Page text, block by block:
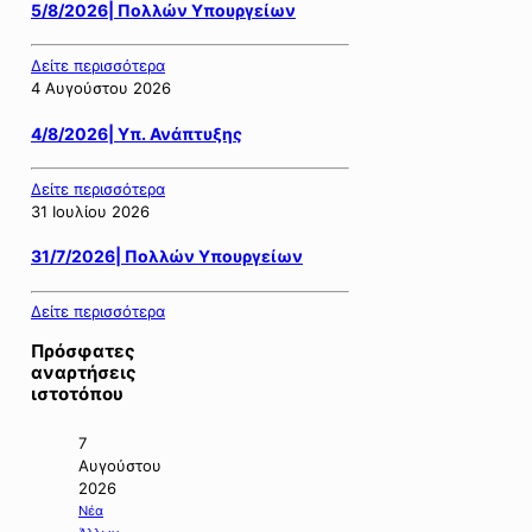
5/8/2026| Πολλών Υπουργείων
Δείτε περισσότερα
4 Αυγούστου 2026
4/8/2026| Υπ. Ανάπτυξης
Δείτε περισσότερα
31 Ιουλίου 2026
31/7/2026| Πολλών Υπουργείων
Δείτε περισσότερα
Πρόσφατες
αναρτήσεις
ιστοτόπου
7
Αυγούστου
2026
Νέα